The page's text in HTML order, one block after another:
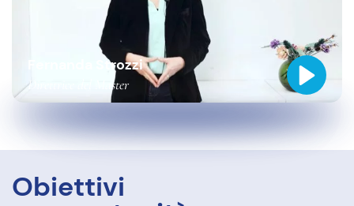
Fernanda Strozzi
Direttrice del Master
Obiettivi